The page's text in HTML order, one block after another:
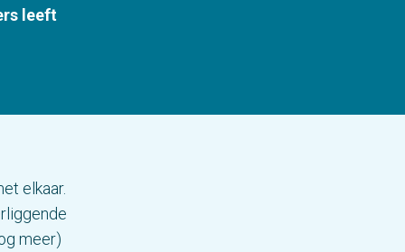
leeft
elkaar.
meer)